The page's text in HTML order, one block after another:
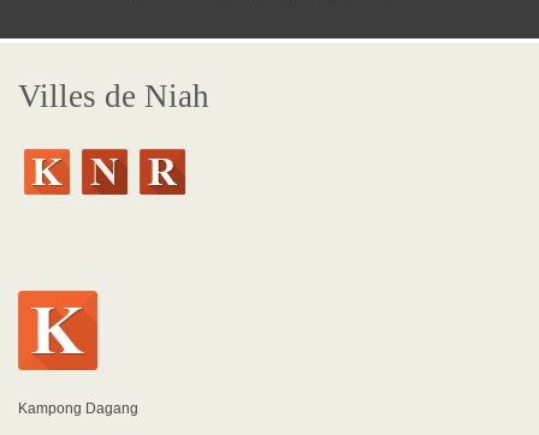
Villes de Niah
Kampong Dagang